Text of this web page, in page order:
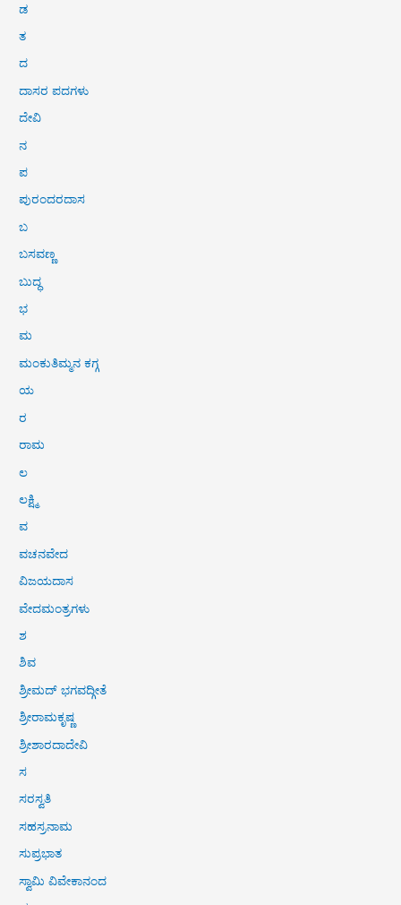
ಡ
ತ
ದ
ದಾಸರ ಪದಗಳು
ದೇವಿ
ನ
ಪ
ಪುರಂದರದಾಸ
ಬ
ಬಸವಣ್ಣ
ಬುದ್ಧ
ಭ
ಮ
ಮಂಕುತಿಮ್ಮನ ಕಗ್ಗ
ಯ
ರ
ರಾಮ
ಲ
ಲಕ್ಷ್ಮಿ
ವ
ವಚನವೇದ
ವಿಜಯದಾಸ
ವೇದಮಂತ್ರಗಳು
ಶ
ಶಿವ
ಶ್ರೀಮದ್ ಭಗವದ್ಗೀತೆ
ಶ್ರೀರಾಮಕೃಷ್ಣ
ಶ್ರೀಶಾರದಾದೇವಿ
ಸ
ಸರಸ್ವತಿ
ಸಹಸ್ರನಾಮ
ಸುಪ್ರಭಾತ
ಸ್ವಾಮಿ ವಿವೇಕಾನಂದ